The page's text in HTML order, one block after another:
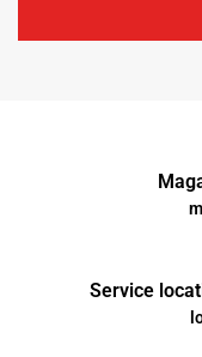
Service